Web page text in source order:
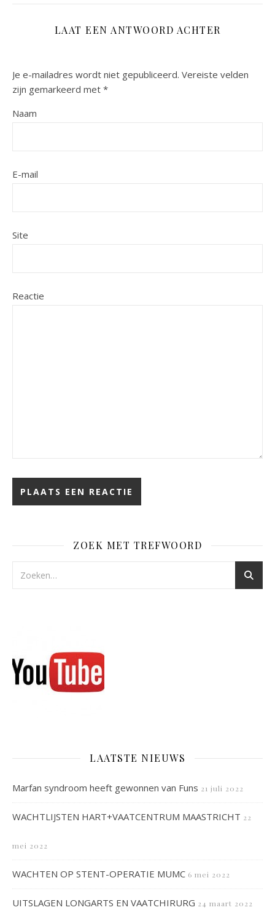
LAAT EEN ANTWOORD ACHTER
Je e-mailadres wordt niet gepubliceerd. Vereiste velden
zijn gemarkeerd met *
Naam
E-mail
Site
Reactie
ZOEK MET TREFWOORD
LAATSTE NIEUWS
Marfan syndroom heeft gewonnen van Funs 21 juli 2022
WACHTLIJSTEN HART+VAATCENTRUM MAASTRICHT 22
mei 2022
WACHTEN OP STENT-OPERATIE MUMC 6 mei 2022
UITSLAGEN LONGARTS EN VAATCHIRURG 24 maart 2022